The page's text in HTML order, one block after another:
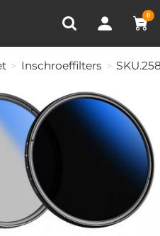
0
RECENT BEKEKEN
Inschroeffilters